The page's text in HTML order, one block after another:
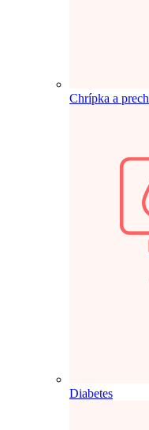
Chrípka a
Diabetes